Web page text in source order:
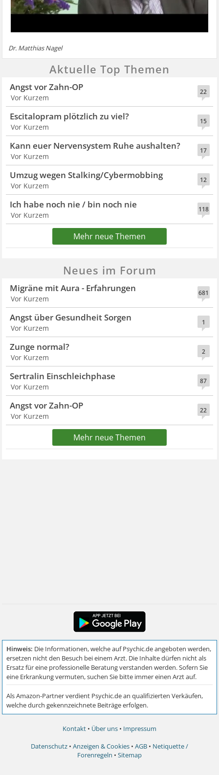
Dr. Matthias Nagel
Aktuelle Top Themen
22
Angst vor Zahn-OP
Vor Kurzem
15
Escitalopram plötzlich zu viel?
Vor Kurzem
17
Kann euer Nervensystem Ruhe aushalten?
Vor Kurzem
12
Umzug wegen Stalking/Cybermobbing
Vor Kurzem
118
Ich habe noch nie / bin noch nie
Vor Kurzem
Mehr neue Themen
Neues im Forum
681
Migräne mit Aura - Erfahrungen
Vor Kurzem
1
Angst über Gesundheit Sorgen
Vor Kurzem
2
Zunge normal?
Vor Kurzem
87
Sertralin Einschleichphase
Vor Kurzem
22
Angst vor Zahn-OP
Vor Kurzem
Mehr neue Themen
Kontakt • Über uns • Impressum
Datenschutz • Anzeigen & Cookies • AGB • Netiquette /
Forenregeln • Sitemap